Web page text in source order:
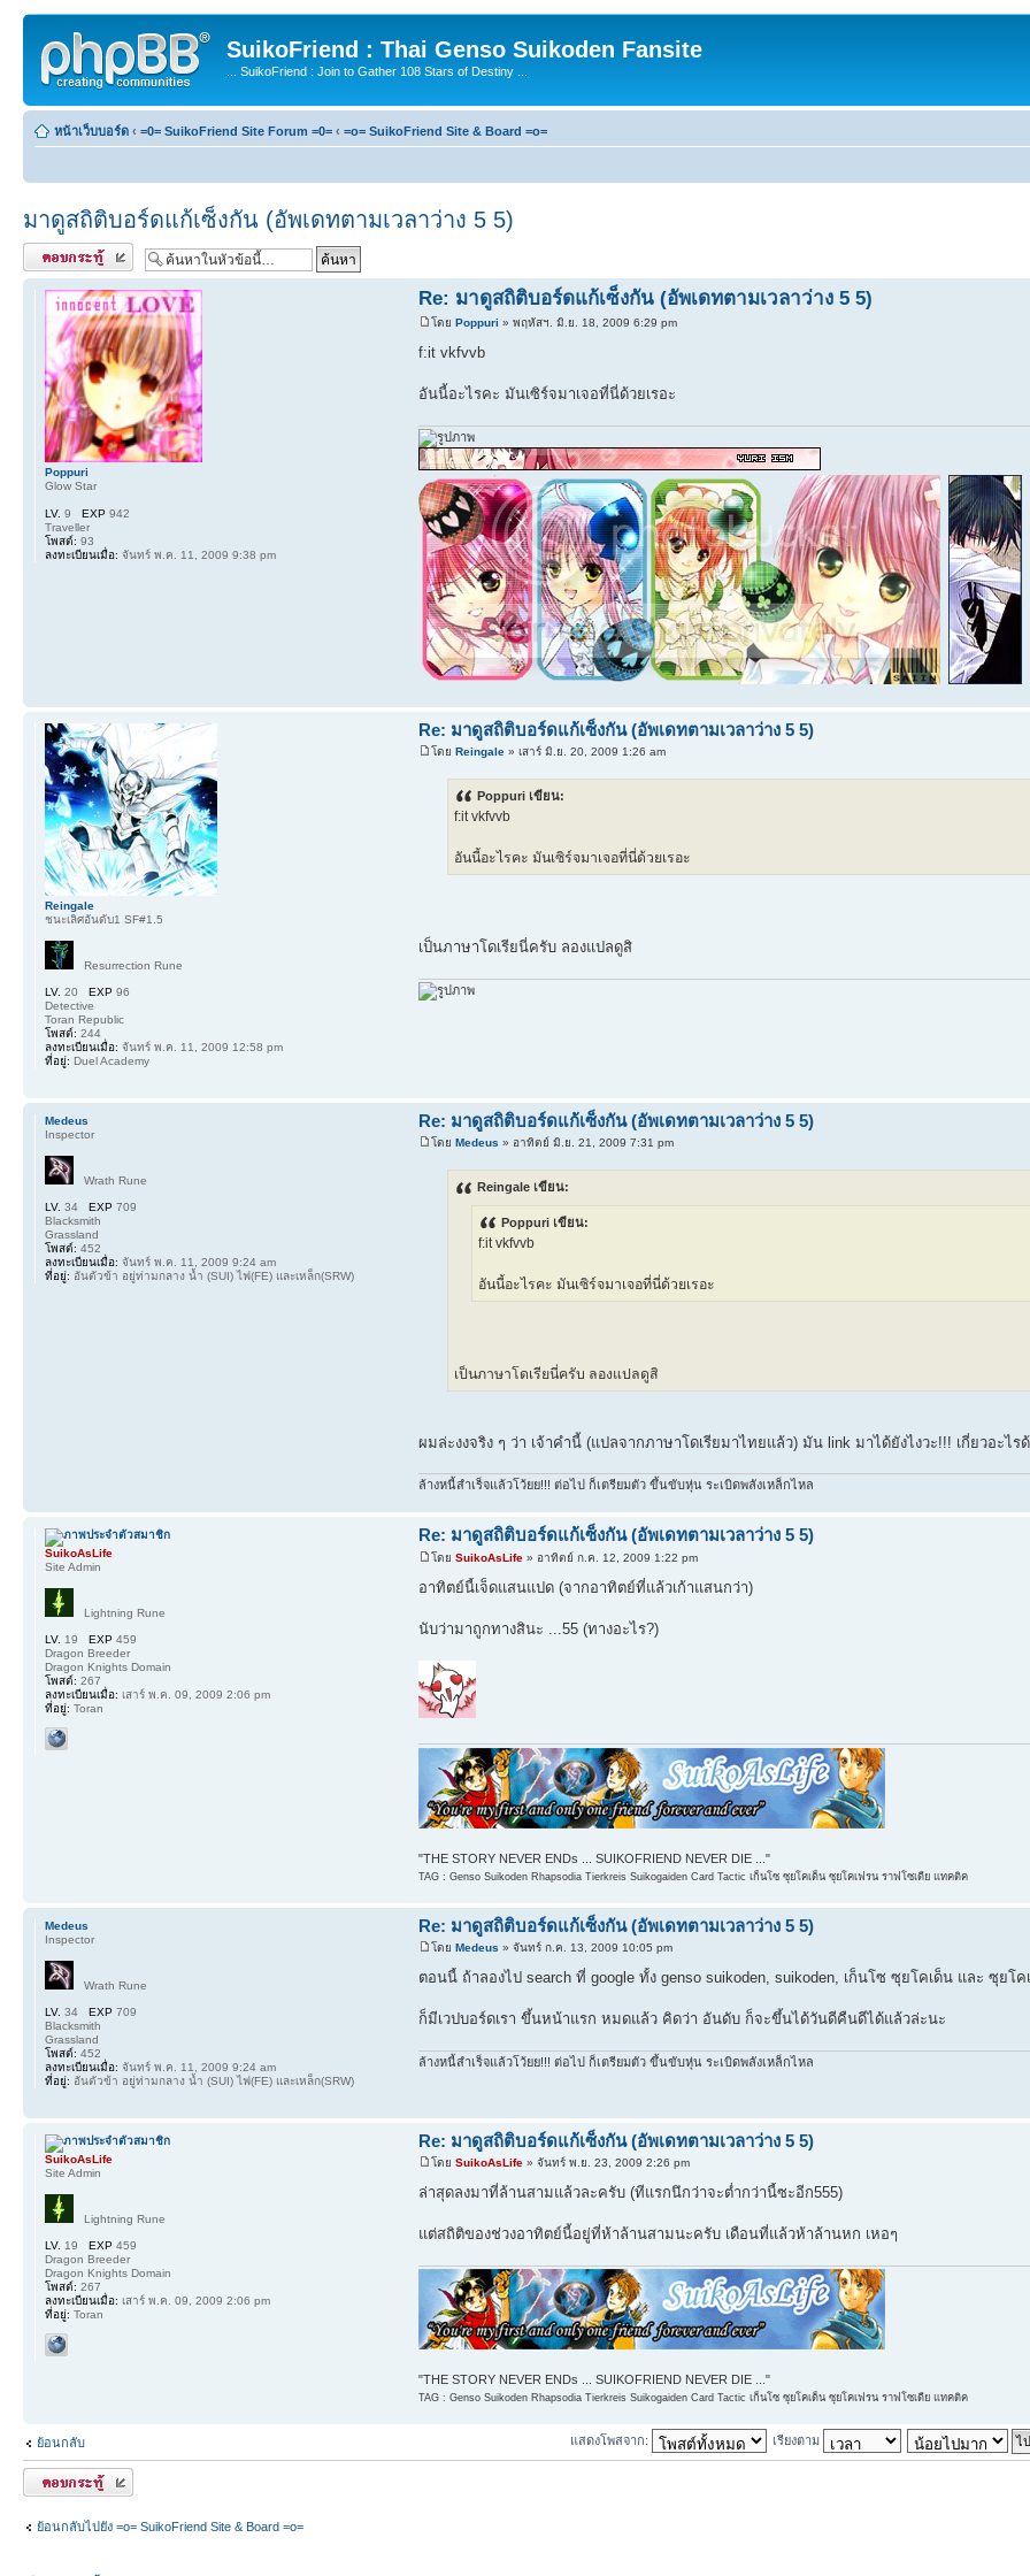
SuikoFriend : Thai Genso Suikoden Fansite
... SuikoFriend : Join to Gather 108 Stars of Destiny ...
หน้าเว็บบอร์ด ‹ =0= SuikoFriend Site Forum =0= ‹ =o= SuikoFriend Site & Board =o=
มาดูสถิติบอร์ดแก้เซ็งกัน (อัพเดทตามเวลาว่าง 5 5)
ตอบกระทู้
Re: มาดูสถิติบอร์ดแก้เซ็งกัน (อัพเดทตามเวลาว่าง 5 5)
โดย Poppuri » พฤหัสฯ. มิ.ย. 18, 2009 6:29 pm
f:it vkfvvb
อันนี้อะไรคะ มันเซิร์จมาเจอที่นี่ด้วยเรอะ
Poppuri
Glow Star
LV. 9 EXP 942
Traveller
โพสต์: 93
ลงทะเบียนเมื่อ: จันทร์ พ.ค. 11, 2009 9:38 pm
Re: มาดูสถิติบอร์ดแก้เซ็งกัน (อัพเดทตามเวลาว่าง 5 5)
โดย Reingale» เสาร์ มิ.ย. 20, 2009 1:26 am
Poppuri เขียน:
f:it vkfvvb
อันนี้อะไรคะ มันเซิร์จมาเจอที่นี่ด้วยเรอะ
เป็นภาษาโดเรียนี่ครับ ลองแปลดูสิ
Reingale
ชนะเลิศอันดับ1 SF#1.5
Resurrection Rune
LV. 20 EXP 96
Detective
Toran Republic
โพสต์: 244
ลงทะเบียนเมื่อ: จันทร์ พ.ค. 11, 2009 12:58 pm
ที่อยู่: Duel Academy
Re: มาดูสถิติบอร์ดแก้เซ็งกัน (อัพเดทตามเวลาว่าง 5 5)
โดย Medeus » อาทิตย์ มิ.ย. 21, 2009 7:31 pm
Reingale เขียน:
Poppuri เขียน:
f:it vkfvvb
อันนี้อะไรคะ มันเซิร์จมาเจอที่นี่ด้วยเรอะ
เป็นภาษาโดเรียนี่ครับ ลองแปลดูสิ
ผมล่ะงงจริง ๆ ว่า เจ้าคำนี้ (แปลจากภาษาโดเรียมาไทยแล้ว) มัน link มาได้ยังไงวะ!!! เกี่ยวอะไร
ล้างหนี้สำเร็จแล้วโว้ยย!!! ต่อไป ก็เตรียมตัว ขึ้นขับหุ่น ระเบิดพลังเหล็กไหล
Medeus
Inspector
Wrath Rune
LV. 34 EXP 709
Blacksmith
Grassland
โพสต์: 452
ลงทะเบียนเมื่อ: จันทร์ พ.ค. 11, 2009 9:24 am
ที่อยู่: อันตัวข้า อยู่ท่ามกลาง น้ำ (SUI) ไฟ(FE) และเหล็ก(SRW)
Re: มาดูสถิติบอร์ดแก้เซ็งกัน (อัพเดทตามเวลาว่าง 5 5)
โดย SuikoAsLife» อาทิตย์ ก.ค. 12, 2009 1:22 pm
อาทิตย์นี้เจ็ดแสนแปด (จากอาทิตย์ที่แล้วเก้าแสนกว่า)
นับว่ามาถูกทางสินะ ...55 (ทางอะไร?)
"THE STORY NEVER ENDs ... SUIKOFRIEND NEVER DIE ..."
TAG : Genso Suikoden Rhapsodia Tierkreis Suikogaiden Card Tactic เก็นโซ ซุยโคเด็น ซุยโคเฟรน ราฟโซเดีย แทคติค
SuikoAsLife
Site Admin
Lightning Rune
LV. 19 EXP 459
Dragon Breeder
Dragon Knights Domain
โพสต์: 267
ลงทะเบียนเมื่อ: เสาร์ พ.ค. 09, 2009 2:06 pm
ที่อยู่: Toran
Re: มาดูสถิติบอร์ดแก้เซ็งกัน (อัพเดทตามเวลาว่าง 5 5)
โดย Medeus » จันทร์ ก.ค. 13, 2009 10:05 pm
ตอนนี้ ถ้าลองไป search ที่ google ทั้ง genso suikoden, suikoden, เก็นโซ ซุยโคเด็น และ ซุยโค
ก็มีเวปบอร์ดเรา ขึ้นหน้าแรก หมดแล้ว คิดว่า อันดับ ก็จะขึ้นได้วันดีคืนดีได้แล้วล่ะนะ
ล้างหนี้สำเร็จแล้วโว้ยย!!! ต่อไป ก็เตรียมตัว ขึ้นขับหุ่น ระเบิดพลังเหล็กไหล
Medeus
Inspector
Wrath Rune
LV. 34 EXP 709
Blacksmith
Grassland
โพสต์: 452
ลงทะเบียนเมื่อ: จันทร์ พ.ค. 11, 2009 9:24 am
ที่อยู่: อันตัวข้า อยู่ท่ามกลาง น้ำ (SUI) ไฟ(FE) และเหล็ก(SRW)
Re: มาดูสถิติบอร์ดแก้เซ็งกัน (อัพเดทตามเวลาว่าง 5 5)
โดย SuikoAsLife» จันทร์ พ.ย. 23, 2009 2:26 pm
ล่าสุดลงมาที่ล้านสามแล้วละครับ (ทีแรกนึกว่าจะต่ำกว่านี้ซะอีก555)
แต่สถิติของช่วงอาทิตย์นี้อยู่ที่ห้าล้านสามนะครับ เดือนที่แล้วห้าล้านหก เหอๆ
"THE STORY NEVER ENDs ... SUIKOFRIEND NEVER DIE ..."
TAG : Genso Suikoden Rhapsodia Tierkreis Suikogaiden Card Tactic เก็นโซ ซุยโคเด็น ซุยโคเฟรน ราฟโซเดีย แทคติค
SuikoAsLife
Site Admin
Lightning Rune
LV. 19 EXP 459
Dragon Breeder
Dragon Knights Domain
โพสต์: 267
ลงทะเบียนเมื่อ: เสาร์ พ.ค. 09, 2009 2:06 pm
ที่อยู่: Toran
ย้อนกลับ แสดงโพสจาก: เรียงตาม
ตอบกระทู้
ย้อนกลับไปยัง =o= SuikoFriend Site & Board =o=